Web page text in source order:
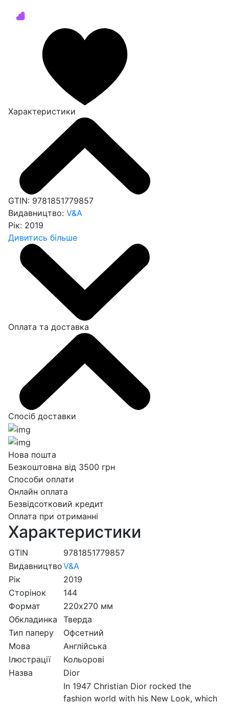
Характеристики
GTIN: 9781851779857
Видавництво: V&A
Рік: 2019
Дивитись більше
Оплата та доставка
Спосіб доставки
Нова пошта
Безкоштовна від 3500 грн
Способи оплати
Онлайн оплата
Безвідсотковий кредит
Оплата при отриманні
Характеристики
GTIN
9781851779857
ВидавництвоV&A
Рік
2019
Сторінок
144
Формат
220х270 мм
Обкладинка
Тверда
Тип паперу
Офсетний
Мова
Англійська
Ілюстрації
Кольорові
Назва
Dior
In 1947 Christian Dior rocked the
fashion world with his New Look, which